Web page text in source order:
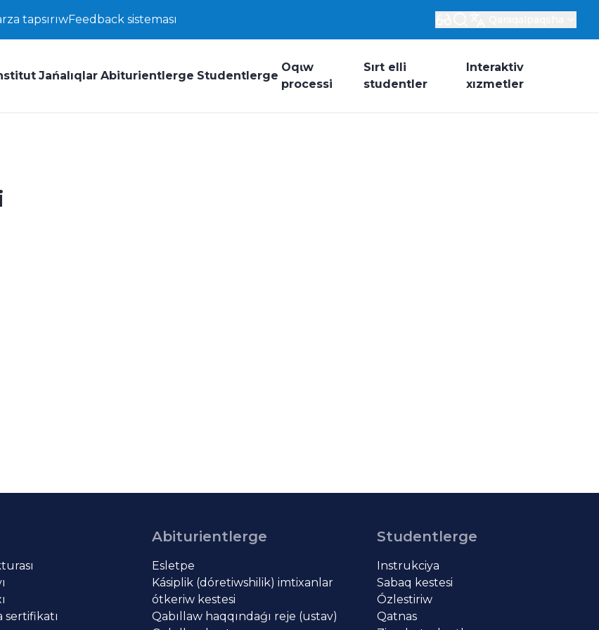
tapsırıwFeedback sisteması
Jańalıqlar Abiturientlerge Studentlerge
Oqɩw
processi
Sırt elli
studentler
Interaktiv
xızmetler
sertifikatı
Abiturientlerge
Esletpe
Kásiplik (dóretiwshilik) imtixanlar
ótkeriw kestesi
Qabıllaw haqqındaǵı reje (ustav)
Studentlerge
Instrukciya
Sabaq kestesi
Ózlestiriw
Qatnas